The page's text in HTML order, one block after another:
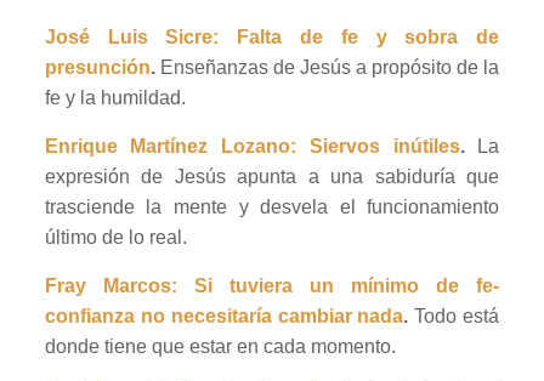
José Luis Sicre: Falta de fe y sobra de
presunción. Enseñanzas de Jesús a propósito de la
fe y la humildad.
Enrique Martínez Lozano: Siervos inútiles.
La
expresión de Jesús apunta a una sabiduría que
trasciende la mente y desvela el funcionamiento
último de lo real.
Fray Marcos: Si tuviera un mínimo de fe-
confianza no necesitaría cambiar nada.Todo está
donde tiene que estar en cada momento.